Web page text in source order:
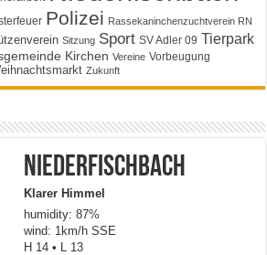
Polizei Rassekaninchenzuchtverein RN
Sitzung Sport SV Adler 09 Tierpark
Kirchen Vereine Vorbeugung
Zukunft
Niederfischbach
Klarer Himmel
humidity: 87%
wind: 1km/h SSE
H 14 • L 13